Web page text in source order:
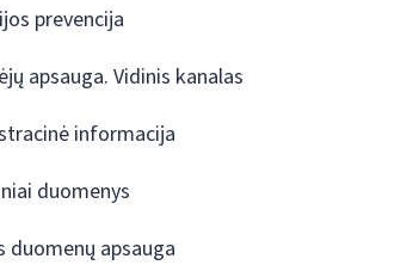
prevencija
apsauga. Vidinis kanalas
informacija
duomenys
duomenų apsauga